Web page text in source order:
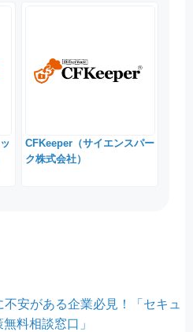
CFKeeper（サイエンスパー
ク株式会社）
安がある企業必見！「セキュ
料相談窓口」